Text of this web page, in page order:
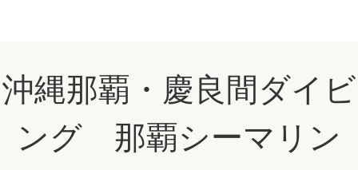
沖縄那覇・慶良間ダイビ
ング 那覇シーマリン